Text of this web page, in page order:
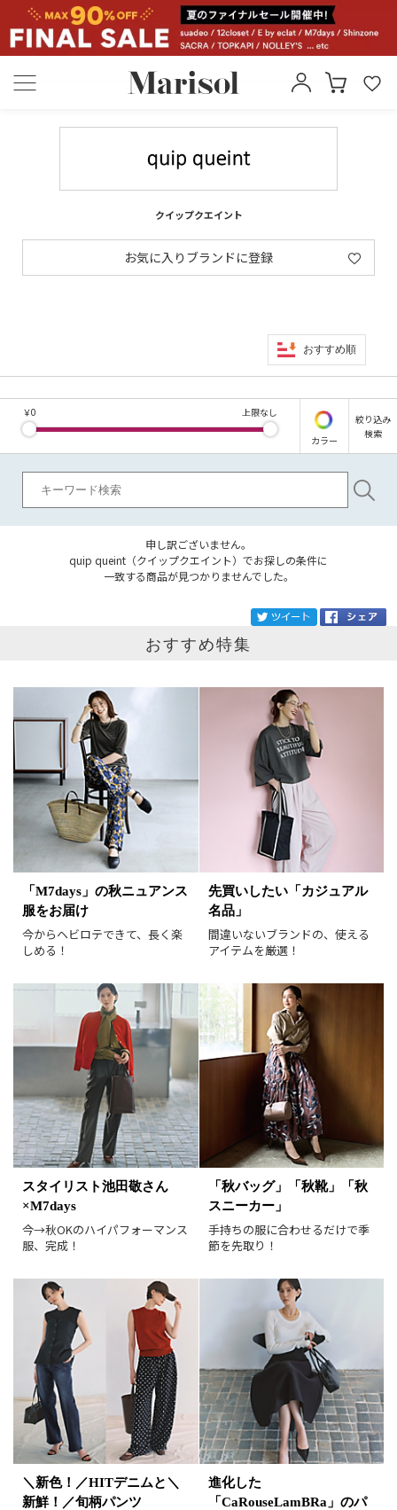
クイップクエイント
お気に入りブランドに登録
おすすめ順
￥0 上限なし
カラー
絞り込み
検索
申し訳ございません。
quip queint（クイップクエイント）でお探しの条件に
一致する商品が見つかりませんでした。
掲載雑誌
価格 円～ 円
表示オプション
新着
再入荷
ラスト1
画像小 画像大
30件 90件
並び順 おすすめ順
人気順
新着順
価格が安い順
価格が高い順
値下げ実施日順
ホワイト ブラック
グレー
ベージュ
ブラウン
オレンジ
イエロー
レッド
ピンク
パープル
グリーン
ブルー
ゴールド
シルバー マルチ
おすすめ特集
「M7days」の秋ニュアンス
服をお届け
今からヘビロテできて、長く楽
しめる！
先買いしたい「カジュアル
名品」
間違いないブランドの、使える
アイテムを厳選！
スタイリスト池田敬さん
×M7days
今→秋OKのハイパフォーマンス
服、完成！
「秋バッグ」「秋靴」「秋
スニーカー」
手持ちの服に合わせるだけで季
節を先取り！
＼新色！／HITデニムと＼
新鮮！／旬柄パンツ
進化した
「CaRouseLamBRa」のパ